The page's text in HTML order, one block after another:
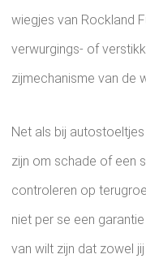
wiegjes van Rockland
verwurgings- of
zijmechanisme van de
Net als bij
zijn om schade of een
controleren op
niet per se een
van wilt zijn dat zowel